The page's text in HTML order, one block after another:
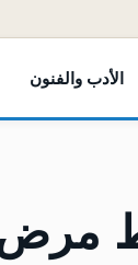
الأدب والفنون